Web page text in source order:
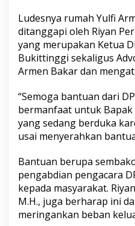
H
I
B
a
n
t
u
K
o
r
b
a
K
e
b
a
k
a
r
Ludesnya rumah Yulfi
ditanggapi oleh Riyan
yang merupakan Ketua
Bukittinggi sekaligus
Armen Bakar dan
“Semoga bantuan dari
bermanfaat untuk
yang sedang berduka
usai menyerahkan
Bantuan berupa
pengabdian pengacara
kepada masyarakat.
M.H., juga berharap ini
meringankan beban